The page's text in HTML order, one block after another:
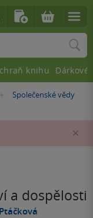
»
Společenské vědy
a dospělosti
knihu Dárkové